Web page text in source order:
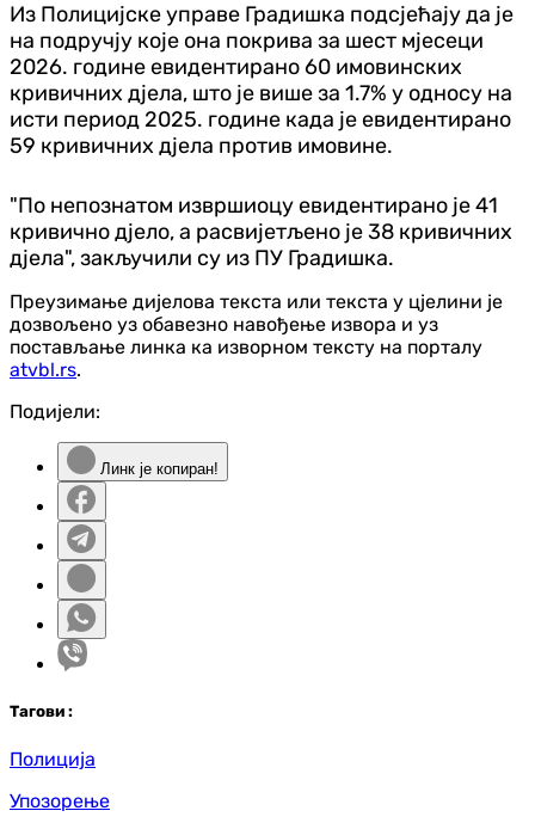
Из Полицијске управе Градишка подсјећају да је
на подручју које она покрива за шест мјесеци
2026. године евидентирано 60 имовинских
кривичних дјела, што је више за 1.7% у односу на
исти период 2025. године када је евидентирано
59 кривичних дјела против имовине.
"По непознатом извршиоцу евидентирано је 41
кривично дјело, а расвијетљено је 38 кривичних
дјела", закључили су из ПУ Градишка.
Преузимање дијелова текста или текста у цјелини је
дозвољено уз обавезно навођење извора и уз
постављање линка ка изворном тексту на порталу
atvbl.rs.
Подијели:
Линк је копиран!
Тагови :
Полиција
Упозорење